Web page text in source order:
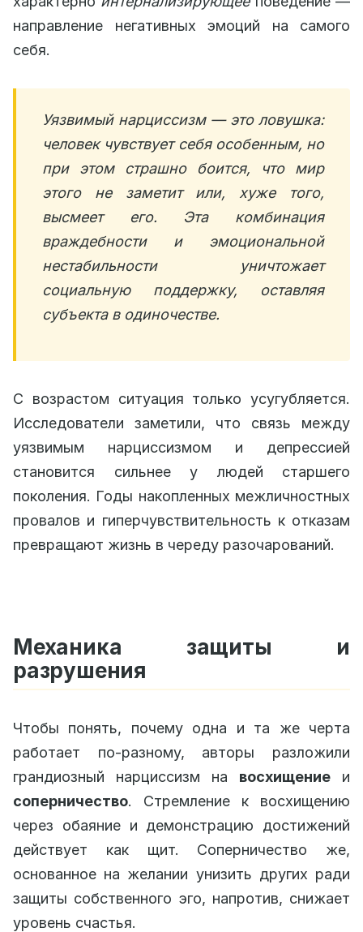
направление негативных эмоций на самого
себя.
Уязвимый нарциссизм — это ловушка:
человек чувствует себя особенным, но
при этом страшно боится, что мир
этого не заметит или, хуже того,
высмеет его. Эта комбинация
враждебности и эмоциональной
нестабильности уничтожает
социальную поддержку, оставляя
субъекта в одиночестве.
С возрастом ситуация только усугубляется.
Исследователи заметили, что связь между
уязвимым нарциссизмом и депрессией
становится сильнее у людей старшего
поколения. Годы накопленных межличностных
провалов и гиперчувствительность к отказам
превращают жизнь в череду разочарований.
Механика защиты и
разрушения
Чтобы понять, почему одна и та же черта
работает по-разному, авторы разложили
грандиозный нарциссизм на восхищение и
соперничество. Стремление к восхищению
через обаяние и демонстрацию достижений
действует как щит. Соперничество же,
основанное на желании унизить других ради
защиты собственного эго, напротив, снижает
уровень счастья.